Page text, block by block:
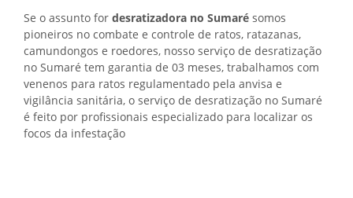
Se o assunto for desratizadora no Sumaré somos
pioneiros no combate e controle de ratos, ratazanas,
camundongos e roedores, nosso serviço de desratização
no Sumaré tem garantia de 03 meses, trabalhamos com
venenos para ratos regulamentado pela anvisa e
vigilância sanitária, o serviço de desratização no Sumaré
é feito por profissionais especializado para localizar os
focos da infestação